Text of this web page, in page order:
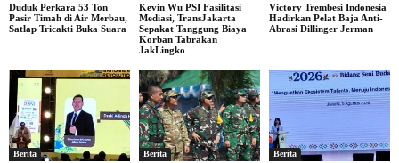
Duduk Perkara 53 Ton
Pasir Timah di Air Merbau,
Satlap Tricakti Buka Suara
Kevin Wu PSI Fasilitasi
Mediasi, TransJakarta
Sepakat Tanggung Biaya
Korban Tabrakan
JakLingko
Victory Trembesi Indonesia
Hadirkan Pelat Baja Anti-
Abrasi Dillinger Jerman
Berita Berita Berita